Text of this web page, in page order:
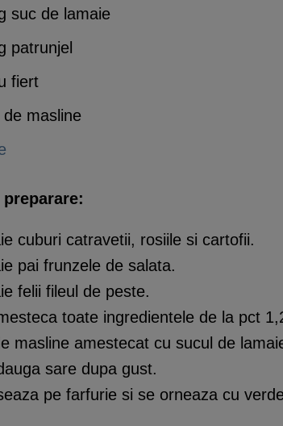
suc de lamaie
patrunjel
fiert
de masline
preparare:
cuburi catravetii, rosiile si cartofii.
pai frunzele de salata.
felii fileul de peste.
toate ingredientele de la pct
masline amestecat cu sucul de
sare dupa gust.
pe farfurie si se orneaza cu